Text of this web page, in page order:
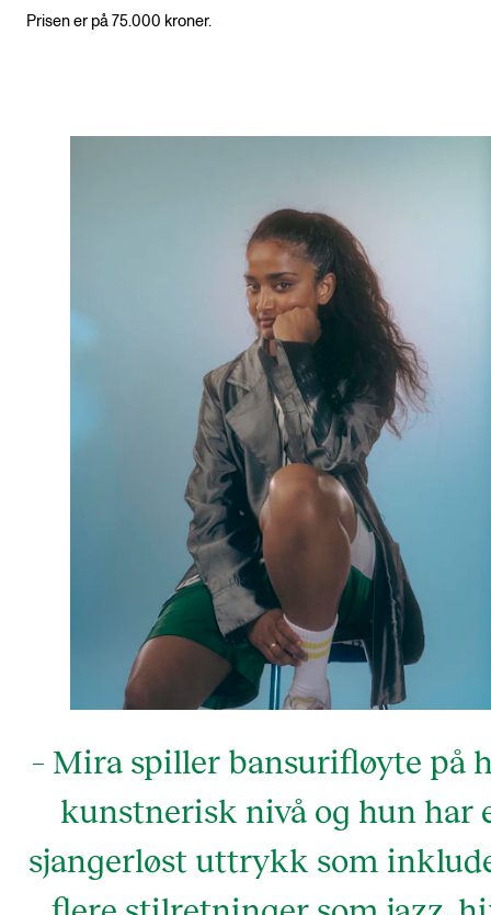
Prisen er på 75.000 kroner.
– Mira spiller bansurifløyte på
kunstnerisk nivå og hun har
sjangerløst uttrykk som